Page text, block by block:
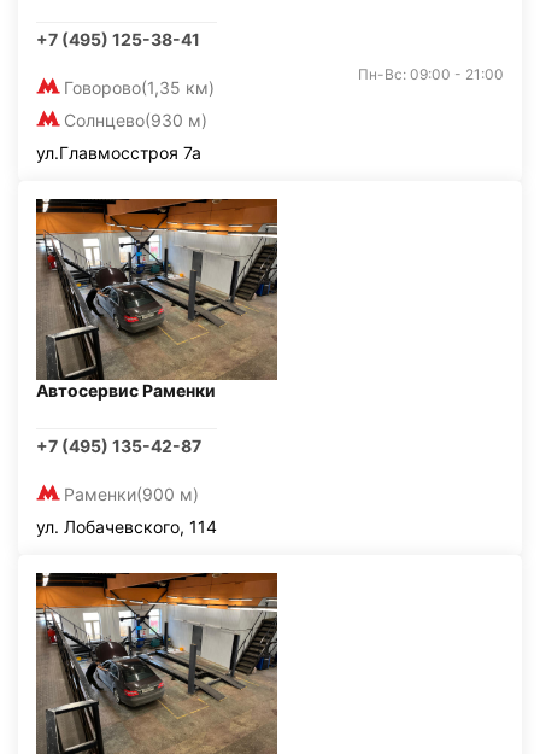
+7 (495) 125-38-41
Говорово(1,35 км)
Солнцево(930 м)
Пн-Вс: 09:00 - 21:00
ул.Главмосстроя 7а
Автосервис Раменки
+7 (495) 135-42-87
Раменки(900 м)
ул. Лобачевского, 114